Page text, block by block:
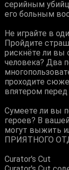
серийным
его больным
Не играйте в
Пройдите
рискнёте ли вы
человека? Два
проходите
впятером
Сумеете ли вы
героев? В
могут выжить
ПРИЯТНОГО
Curator's Cut